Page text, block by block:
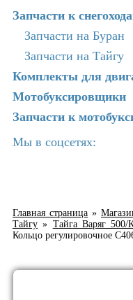
Запчасти к
Запчасти на Буран
Запчасти на Тайгу
Комплекты для
Мотобуксировщики
Запчасти к
Мы в соцсетях:
Главная страница »
Тайгу » Тайга Варяг 500/
Кольцо регулировочное